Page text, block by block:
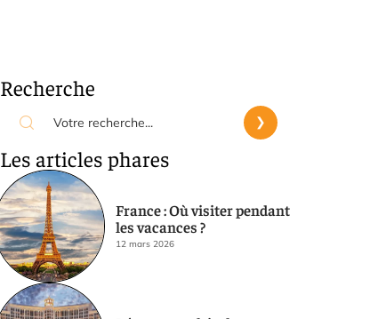
Recherche
Les articles phares
France : Où visiter pendant
les vacances ?
12 mars 2026